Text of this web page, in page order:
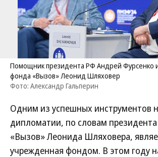
Помощник президента РФ Андрей Фурсенко
фонда «Вызов» Леонид Шляховер
Фото: Александр Гальперин
Одним из успешных инструментов
дипломатии, по словам
«Вызов» Леонида Шляховера,
учрежденная фондом. В этом году